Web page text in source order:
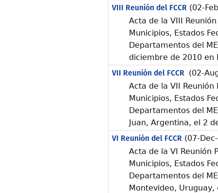
VIII Reunión del FCCR (02-
Acta de la VIII
Municipios, Estados
Departamentos del
diciembre de 2010 en
VII Reunión del FCCR (02-
Acta de la VII Reunión
Municipios, Estados
Departamentos del
Juan, Argentina, el 2
VI Reunión del FCCR (07-
Acta de la VI Reunión
Municipios, Estados
Departamentos del
Montevideo,